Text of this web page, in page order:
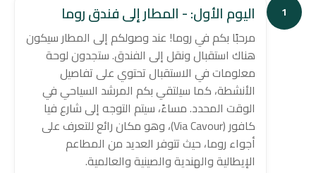
1 اليوم الأول: - المطار إلى فندق روما
مرحبًا بكم في روما! عند وصولكم إلى المطار سيكون
هناك استقبال ونقل إلى الفندق. ستجدون لوحة
معلومات في الاستقبال تحتوي على تفاصيل
الأنشطة، كما سيلتقي بكم المرشد السياحي في
الوقت المحدد. مساءً، سيتم التوجه إلى شارع فيا
كافور (Via Cavour)، وهو مكان رائع للتعرف على
أجواء روما، حيث تتوفر العديد من المطاعم
الإيطالية والهندية والصينية والعالمية.